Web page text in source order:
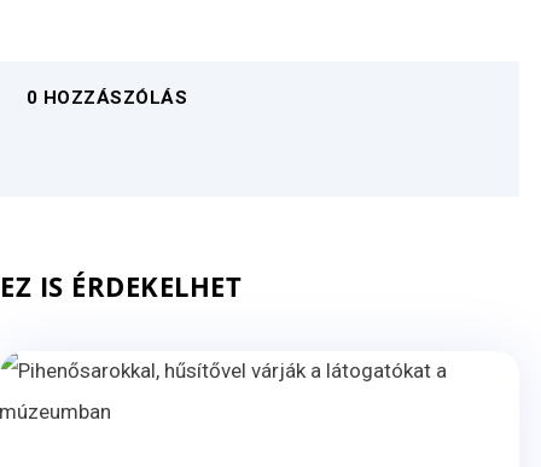
0 HOZZÁSZÓLÁS
EZ IS ÉRDEKELHET